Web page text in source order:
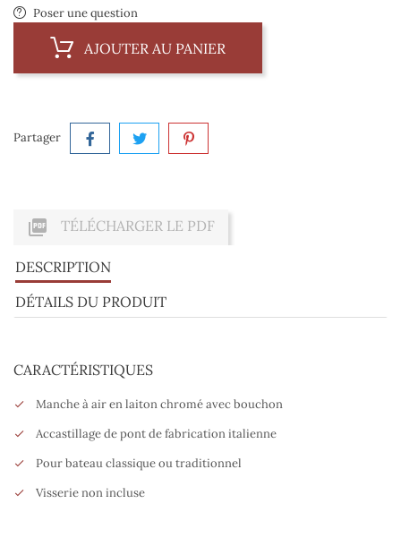
Poser une question
AJOUTER AU PANIER
Partager
 TÉLÉCHARGER LE PDF
DESCRIPTION
DÉTAILS DU PRODUIT
CARACTÉRISTIQUES
Manche à air en laiton chromé avec bouchon
Accastillage de pont de fabrication italienne
Pour bateau classique ou traditionnel
Visserie non incluse